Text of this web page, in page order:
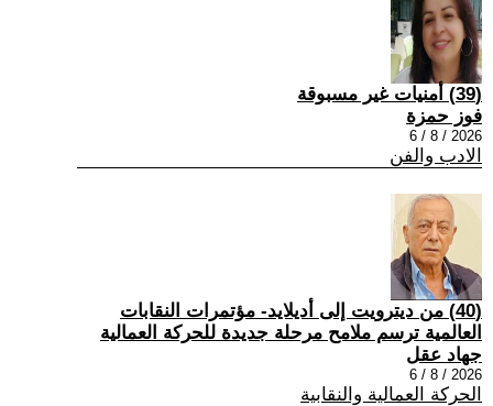
(39) أمنيات غير مسبوقة
فوز حمزة
2026 / 8 / 6
الادب والفن
(40) من ديترويت إلى أديلايد- مؤتمرات النقابات
العالمية ترسم ملامح مرحلة جديدة للحركة العمالية
جهاد عقل
2026 / 8 / 6
الحركة العمالية والنقابية